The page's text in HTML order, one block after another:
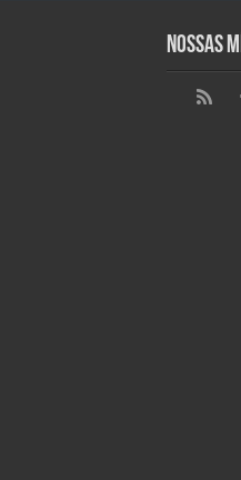
Nossas